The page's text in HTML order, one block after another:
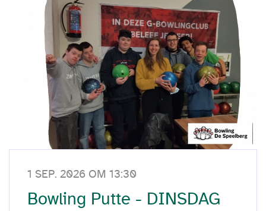
1 SEP. 2026 OM 13:30
Bowling Putte - DINSDAG